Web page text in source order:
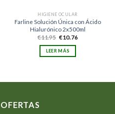
HIGIENE OCULAR
Farline Solución Única con Ácido
Hialurónico 2x500ml
€11.95 El
original
era:
€11.95.
€10.76El
LEER MÁS